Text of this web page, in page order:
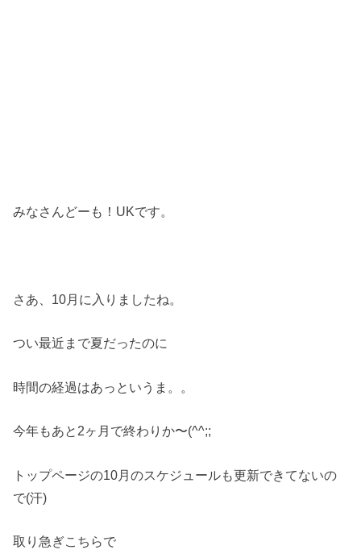
みなさんどーも！UKです。
さあ、10月に入りましたね。
つい最近まで夏だったのに
時間の経過はあっというま。。
今年もあと2ヶ月で終わりか〜(^^;;
トップページの10月のスケジュールも更新できてないの
で(汗)
取り急ぎこちらで